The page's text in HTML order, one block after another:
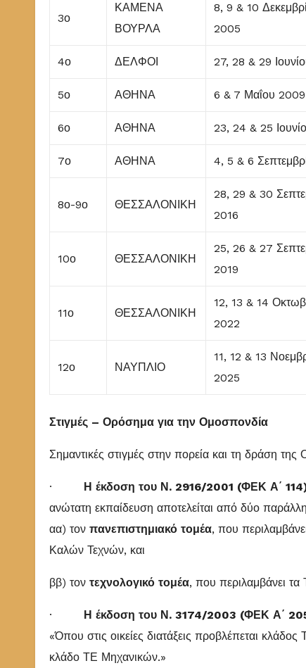
3ο
ΚΑΜΕΝΑ
ΒΟΥΡΛΑ
8, 9 & 10
2005
4ο ΔΕΛΦΟΙ 27, 28 & 29
5ο ΑΘΗΝΑ 6 & 7 Μαΐου 2009
6ο ΑΘΗΝΑ 23, 24 & 25
7ο ΑΘΗΝΑ 4, 5 & 6
8ο-9ο ΘΕΣΣΑΛΟΝΙΚΗ
28, 29 & 30
2016
10ο ΘΕΣΣΑΛΟΝΙΚΗ
25, 26 & 27
2019
11ο ΘΕΣΣΑΛΟΝΙΚΗ
12, 13 & 14
2022
12ο ΝΑΥΠΛΙΟ
11, 12 & 13
2025
Στιγμές – Ορόσημα για την Ομοσπονδία
Σημαντικές στιγμές στην πορεία και τη δράση
· Η έκδοση του Ν. 2916/2001 (ΦΕΚ Α΄
ανώτατη εκπαίδευση αποτελείται από δύο
αα) τον πανεπιστημιακό τομέα, που
Καλών Τεχνών, και
ββ) τον τεχνολογικό τομέα, που περιλαμβάνει τα
· Η έκδοση του Ν. 3174/2003 (ΦΕΚ Α΄
«Όπου στις οικείες διατάξεις προβλέπεται
κλάδο ΤΕ Μηχανικών.»